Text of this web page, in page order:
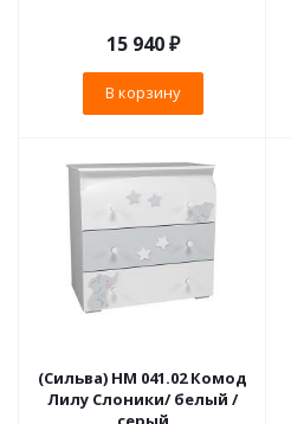
15 940₽
В корзину
(Сильва) НМ 041.02 Комод
Лилу Слоники/ белый /